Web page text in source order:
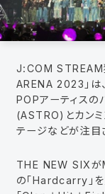
J:COM STREAM
ARENA 2023」は
POPアーティスの
(ASTRO)とカンミ
テージなどが注目
THE NEW SIXが
の「Hardcarry」